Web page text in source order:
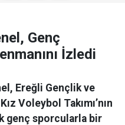
Genç
İzledi
Ereğli Gençlik ve
Voleybol Takımı’nın
genç sporcularla bir